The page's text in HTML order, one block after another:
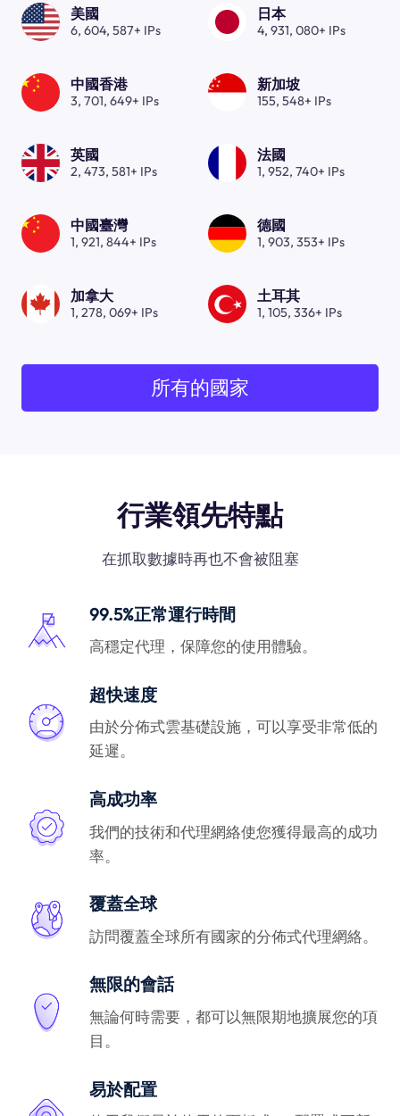
美國
6, 604, 587+ IPs
日本
4, 931, 080+ IPs
中國香港
3, 701, 649+ IPs
新加坡
155, 548+ IPs
英國
2, 473, 581+ IPs
法國
1, 952, 740+ IPs
中國臺灣
1, 921, 844+ IPs
德國
1, 903, 353+ IPs
加拿大
1, 278, 069+ IPs
土耳其
1, 105, 336+ IPs
所有的國家
行業領先特點
在抓取數據時再也不會被阻塞
99.5%正常運行時間
高穩定代理，保障您的使用體驗。
超快速度
由於分佈式雲基礎設施，可以享受非常低的
延遲。
高成功率
我們的技術和代理網絡使您獲得最高的成功
率。
覆蓋全球
訪問覆蓋全球所有國家的分佈式代理網絡。
無限的會話
無論何時需要，都可以無限期地擴展您的項
目。
易於配置